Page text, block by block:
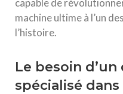
machine ultime à l’un
l’histoire.
Le besoin
spécialisé dans